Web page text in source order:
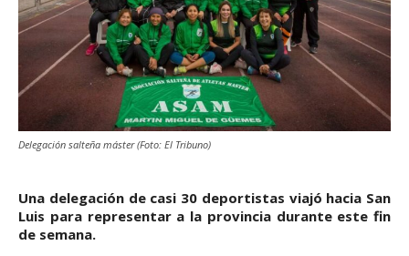
Delegación salteña máster (Foto: El Tribuno)
Una delegación de casi 30 deportistas viajó hacia San
Luis para representar a la provincia durante este fin
de semana.